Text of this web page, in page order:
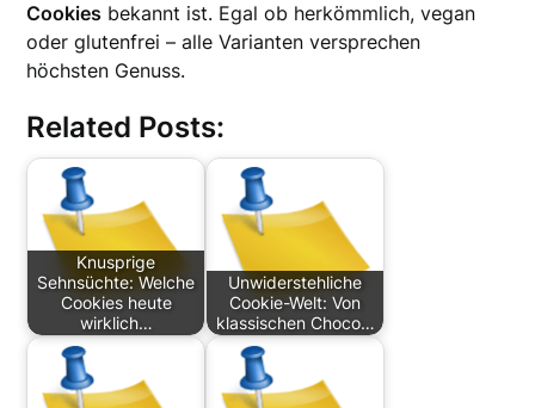
Cookies bekannt ist. Egal ob herkömmlich, vegan
oder glutenfrei – alle Varianten versprechen
höchsten Genuss.
Related Posts:
Knusprige
Sehnsüchte: Welche
Cookies heute
wirklich…
Unwiderstehliche
Cookie-Welt: Von
klassischen Choco…